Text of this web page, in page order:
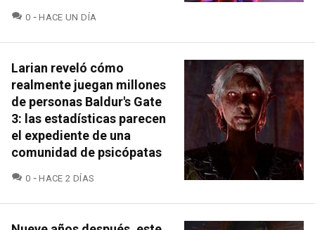
0 COMENTARIOS
HACE UN DÍA
Larian reveló cómo
realmente juegan millones
de personas Baldur's Gate
3: las estadísticas parecen
el expediente de una
comunidad de psicópatas
0 COMENTARIOS
HACE 2 DÍAS